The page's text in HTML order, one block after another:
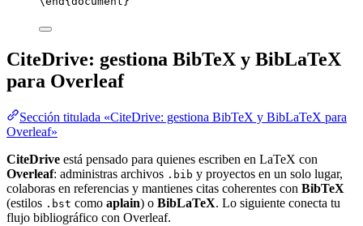
CiteDrive: gestiona BibTeX y BibLaTeX
para Overleaf
Sección titulada «CiteDrive: gestiona BibTeX y BibLaTeX para
Overleaf»
CiteDrive está pensado para quienes escriben en LaTeX con
Overleaf: administras archivos .bib y proyectos en un solo lugar,
colaboras en referencias y mantienes citas coherentes con BibTeX
(estilos .bst como aplain) o BibLaTeX. Lo siguiente conecta tu
flujo bibliográfico con Overleaf.